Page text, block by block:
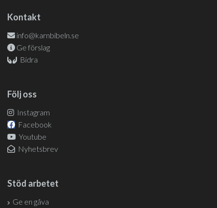
Kontakt
info@karnbibeln.se
Ge förslag
Bidra
Följ oss
Instagram
Facebook
Youtube
Nyhetsbrev
Stöd arbetet
Ge en gåva